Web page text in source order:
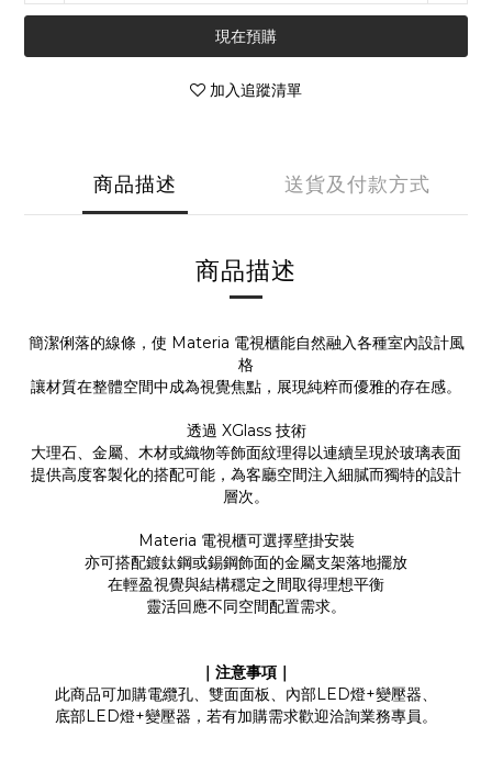
現在預購
加入追蹤清單
商品描述 送貨及付款方式
商品描述
簡潔俐落的線條，使 Materia 電視櫃能自然融入各種室內設計風
格
讓材質在整體空間中成為視覺焦點，展現純粹而優雅的存在感。
透過 XGlass 技術
大理石、金屬、木材或織物等飾面紋理得以連續呈現於玻璃表面
提供高度客製化的搭配可能，為客廳空間注入細膩而獨特的設計
層次。
Materia 電視櫃可選擇壁掛安裝
亦可搭配鍍鈦鋼或錫鋼飾面的金屬支架落地擺放
在輕盈視覺與結構穩定之間取得理想平衡
靈活回應不同空間配置需求。
｜注意事項 ｜
此商品可加購電纜孔、雙面面板、內部LED燈+變壓器、
底部LED燈+變壓器，若有加購需求歡迎洽詢業務專員。